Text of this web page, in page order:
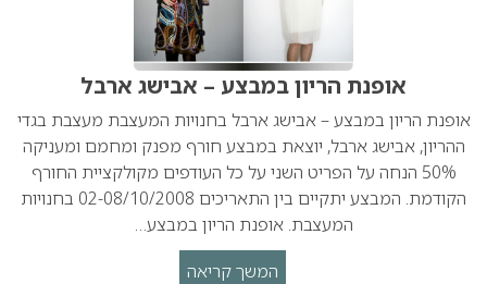
אופנת הריון במבצע – אבישג ארבל
אופנת הריון במבצע – אבישג ארבל בחנויות המעצבת מעצבת בגדי
ההריון, אבישג ארבל, יוצאת במבצע חורף מפנק ומחמם ומעניקה
50% הנחה על הפריט השני על כל העודפים מקולקציית החורף
הקודמת. המבצע יתקיים בין התאריכים 02-08/10/2008 בחנויות
המעצבת. אופנת הריון במבצע…
המשך קריאה